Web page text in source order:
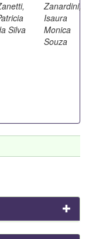
Silva
Zanardini,
Isaura
Monica
Souza